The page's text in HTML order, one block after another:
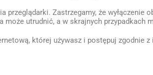
Zastrzegamy, że wyłączenie
utrudnić, a w skrajnych przypadkach
której używasz i postępuj zgodnie